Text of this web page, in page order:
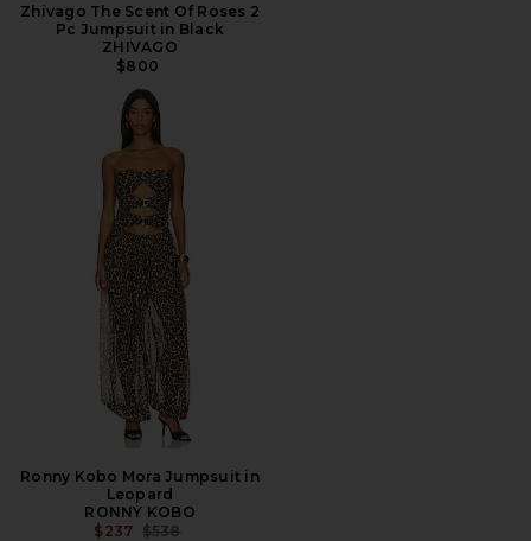
Zhivago The Scent Of Roses 2
Pc Jumpsuit in Black
ZHIVAGO
$800
Ronny Kobo Mora Jumpsuit in
Leopard
RONNY KOBO
$237 PREÇO ANTERIOR:
$538